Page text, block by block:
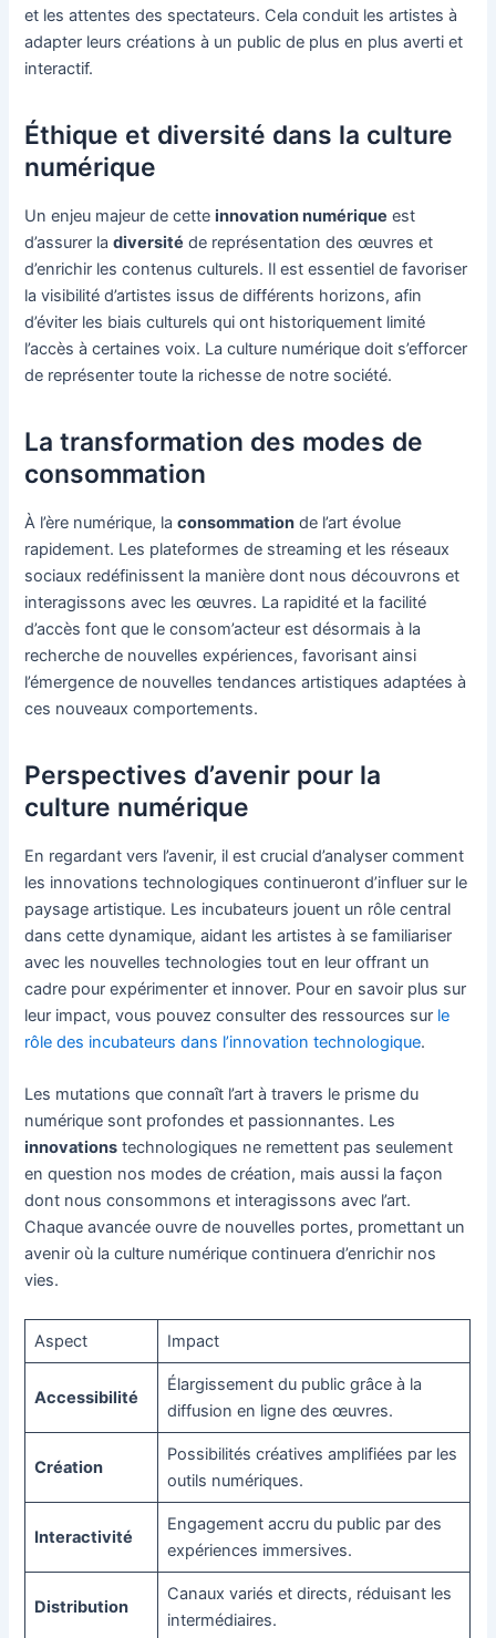
et les attentes des spectateurs. Cela conduit les artistes à
adapter leurs créations à un public de plus en plus averti et
interactif.
Éthique et diversité dans la culture
numérique
Un enjeu majeur de cetteinnovation numérique est
d’assurer ladiversité de représentation des œuvres et
d’enrichir les contenus culturels. Il est essentiel de favoriser
la visibilité d’artistes issus de différents horizons, afin
d’éviter les biais culturels qui ont historiquement limité
l’accès à certaines voix. La culture numérique doit s’efforcer
de représenter toute la richesse de notre société.
La transformation des modes de
consommation
À l’ère numérique, laconsommation de l’art évolue
rapidement. Les plateformes de streaming et les réseaux
sociaux redéfinissent la manière dont nous découvrons et
interagissons avec les œuvres. La rapidité et la facilité
d’accès font que le consom’acteur est désormais à la
recherche de nouvelles expériences, favorisant ainsi
l’émergence de nouvelles tendances artistiques adaptées à
ces nouveaux comportements.
Perspectives d’avenir pour la
culture numérique
En regardant vers l’avenir, il est crucial d’analyser comment
les innovations technologiques continueront d’influer sur le
paysage artistique. Les incubateurs jouent un rôle central
dans cette dynamique, aidant les artistes à se familiariser
avec les nouvelles technologies tout en leur offrant un
cadre pour expérimenter et innover. Pour en savoir plus sur
leur impact, vous pouvez consulter des ressources sur le
rôle des incubateurs dans l’innovation technologique.
Les mutations que connaît l’art à travers le prisme du
numérique sont profondes et passionnantes. Les
innovations technologiques ne remettent pas seulement
en question nos modes de création, mais aussi la façon
dont nous consommons et interagissons avec l’art.
Chaque avancée ouvre de nouvelles portes, promettant un
avenir où la culture numérique continuera d’enrichir nos
vies.
Aspect Impact
Accessibilité
Élargissement du public grâce à la
diffusion en ligne des œuvres.
Création
Possibilités créatives amplifiées par les
outils numériques.
Interactivité
Engagement accru du public par des
expériences immersives.
Distribution
Canaux variés et directs, réduisant les
intermédiaires.